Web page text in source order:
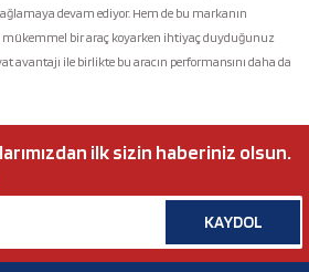
devam ediyor. Hem de bu markanın
bir araç koyarken ihtiyaç duyduğunuz
avantajı ile birlikte bu aracın performansını daha da
ilk sizin haberiniz olsun.
KAYDOL